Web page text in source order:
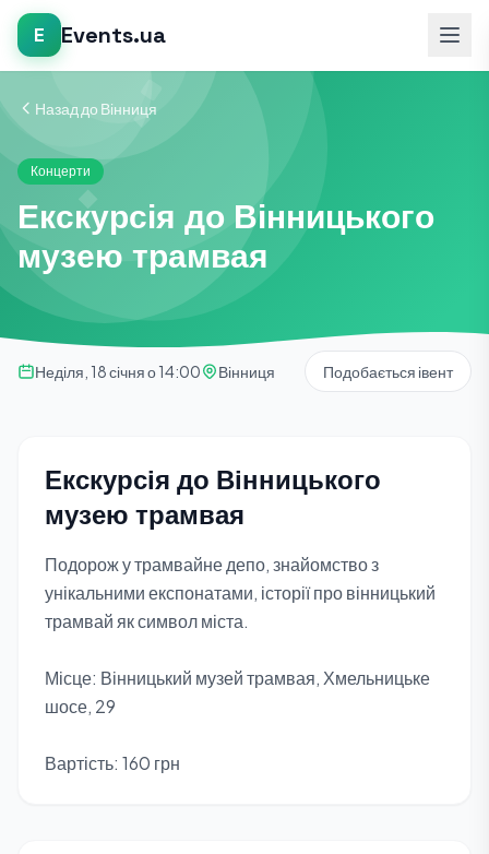
E Events.ua
Назад до Вінниця
Концерти
Екскурсія до Вінницького
музею трамвая
Неділя, 18 січня о 14:00 Вінниця Подобається івент
Екскурсія до Вінницького
музею трамвая
Подорож у трамвайне депо, знайомство з
унікальними експонатами, історії про вінницький
трамвай як символ міста.
Місце: Вінницький музей трамвая, Хмельницьке
шосе, 29
Вартість: 160 грн